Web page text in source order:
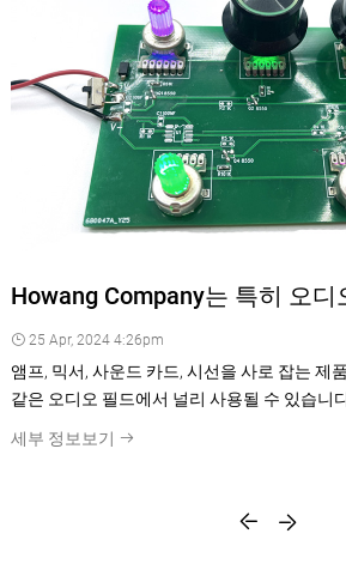
Howang Company는 특히 오디
전위차계를 개발하고 출시했습
25 Apr, 2024 4:26pm
앰프, 믹서, 사운드 카드, 시선을 사로 잡는 제
같은 오디오 필드에서 널리 사용될 수 있습니
세부 정보보기